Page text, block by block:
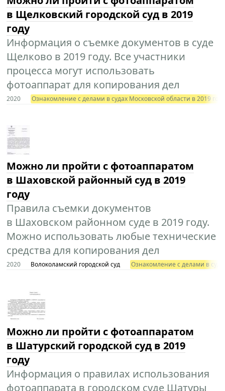
в Щелковский городской суд в 2019
году
Информация о съемке документов в суде
Щелково в 2019 году. Все участники
процесса могут использовать
фотоаппарат для копирования дел
2020 Ознакомление с делами в судах Московской области в 2019 году
Можно ли пройти с фотоаппаратом
в Шаховской районный суд в 2019
году
Правила съемки документов
в Шаховском районном суде в 2019 году.
Можно использовать любые технические
средства для копирования дел
2020 Волоколамский городской суд Ознакомление с делами в
Можно ли пройти с фотоаппаратом
в Шатурский городской суд в 2019
году
Информация о правилах использования
фотоаппарата в городском суде Шатуры